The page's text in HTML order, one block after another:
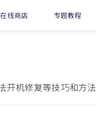
在线商店 专题教程
开机修复等技巧和方法